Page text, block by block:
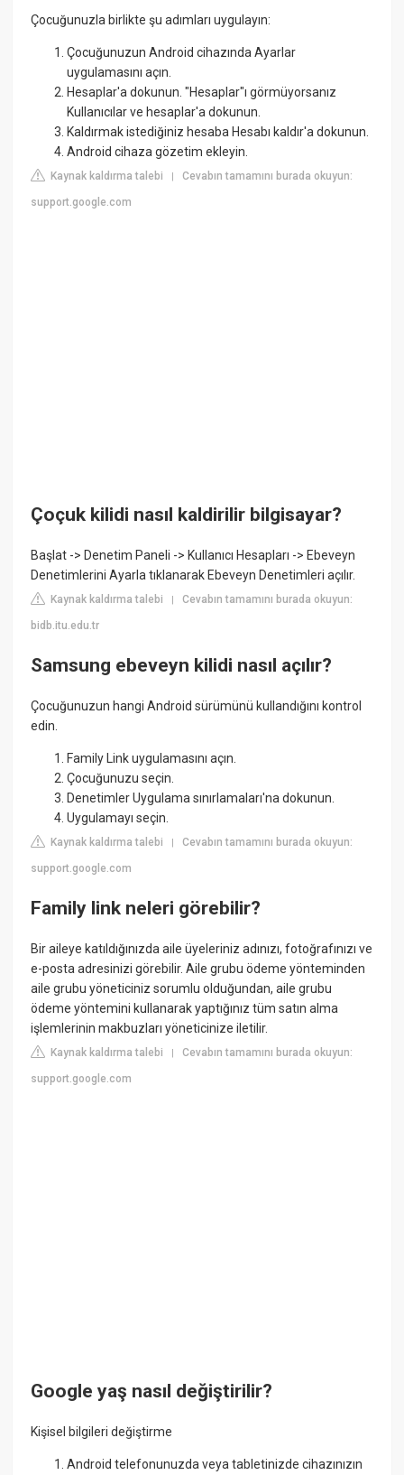
Çocuğunuzla birlikte şu adımları uygulayın:
Çocuğunuzun Android cihazında Ayarlar
uygulamasını açın.
Hesaplar'a dokunun. "Hesaplar"ı görmüyorsanız
Kullanıcılar ve hesaplar'a dokunun.
Kaldırmak istediğiniz hesaba Hesabı kaldır'a dokunun.
Android cihaza gözetim ekleyin.
Kaynak kaldırma talebi |Cevabın tamamını burada okuyun:
support.google.com
Çoçuk kilidi nasıl kaldirilir bilgisayar?
Başlat -> Denetim Paneli -> Kullanıcı Hesapları -> Ebeveyn
Denetimlerini Ayarla tıklanarak Ebeveyn Denetimleri açılır.
Kaynak kaldırma talebi |Cevabın tamamını burada okuyun:
bidb.itu.edu.tr
Samsung ebeveyn kilidi nasıl açılır?
Çocuğunuzun hangi Android sürümünü kullandığını kontrol
edin.
Family Link uygulamasını açın.
Çocuğunuzu seçin.
Denetimler Uygulama sınırlamaları'na dokunun.
Uygulamayı seçin.
Kaynak kaldırma talebi |Cevabın tamamını burada okuyun:
support.google.com
Family link neleri görebilir?
Bir aileye katıldığınızda aile üyeleriniz adınızı, fotoğrafınızı ve
e-posta adresinizi görebilir. Aile grubu ödeme yönteminden
aile grubu yöneticiniz sorumlu olduğundan, aile grubu
ödeme yöntemini kullanarak yaptığınız tüm satın alma
işlemlerinin makbuzları yöneticinize iletilir.
Kaynak kaldırma talebi |Cevabın tamamını burada okuyun:
support.google.com
Google yaş nasıl değiştirilir?
Kişisel bilgileri değiştirme
Android telefonunuzda veya tabletinizde cihazınızın